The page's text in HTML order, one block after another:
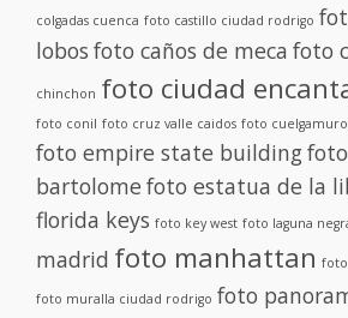
colgadas cuenca foto castillo ciudad rodrigo
lobos foto caños de meca foto
chinchon foto ciudad
foto conil foto cruz valle caidos foto
foto empire state building
bartolomefoto estatua de la
florida keys foto key west foto laguna
madrid foto manhattan
foto muralla ciudad rodrigo foto